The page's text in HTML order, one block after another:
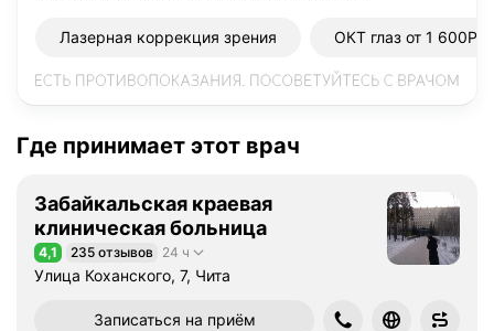
Лазерная коррекция зрения ОКТ глаз от 1 600Р
Где принимает этот врач
Забайкальская краевая
клиническая больница
Рейтинг 4,1 из 5
4,1 235 отзывов 24 ч
Улица Коханского, 7, Чита
Записаться на приём